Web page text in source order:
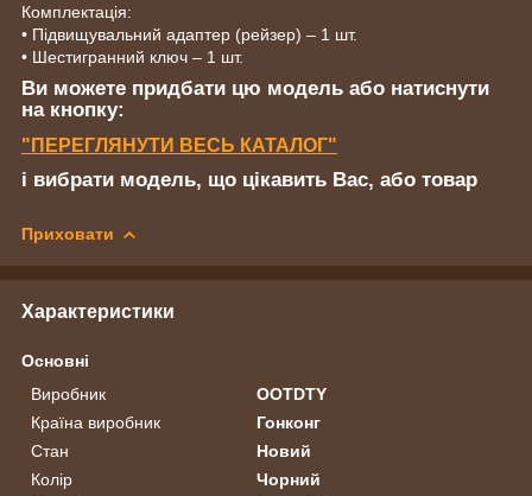
Комплектація:
• Підвищувальний адаптер (рейзер) – 1 шт.
• Шестигранний ключ – 1 шт.
Ви можете придбати цю модель або натиснути
на кнопку:
"ПЕРЕГЛЯНУТИ ВЕСЬ КАТАЛОГ"
і вибрати модель, що цікавить Вас, або товар
Приховати
Характеристики
Основні
Виробник
OOTDTY
Країна виробник
Гонконг
Стан
Новий
Колір
Чорний